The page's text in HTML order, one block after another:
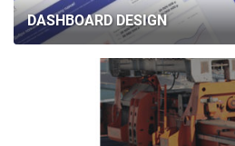
DASHBOARD DESIGN